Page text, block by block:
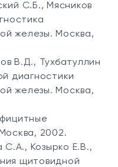
С.Б., Мясников
железы. Москва,
В.Д., Тухбатуллин
диагностики
железы. Москва,
2002.
С.А., Козырко Е.В.,
щитовидной